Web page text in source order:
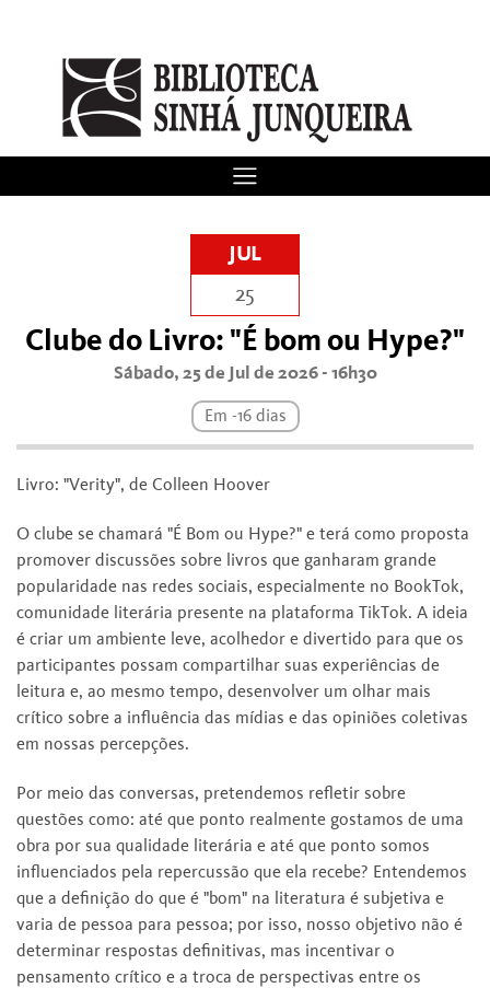
JUL
25
Clube do Livro: "É bom ou Hype?"
Sábado, 25 de Jul de 2026 - 16h30
Em -16 dias
Livro: "Verity", de Colleen Hoover
O clube se chamará "É Bom ou Hype?" e terá como proposta
promover discussões sobre livros que ganharam grande
popularidade nas redes sociais, especialmente no BookTok,
comunidade literária presente na plataforma TikTok. A ideia
é criar um ambiente leve, acolhedor e divertido para que os
participantes possam compartilhar suas experiências de
leitura e, ao mesmo tempo, desenvolver um olhar mais
crítico sobre a influência das mídias e das opiniões coletivas
em nossas percepções.
Por meio das conversas, pretendemos refletir sobre
questões como: até que ponto realmente gostamos de uma
obra por sua qualidade literária e até que ponto somos
influenciados pela repercussão que ela recebe? Entendemos
que a definição do que é "bom" na literatura é subjetiva e
varia de pessoa para pessoa; por isso, nosso objetivo não é
determinar respostas definitivas, mas incentivar o
pensamento crítico e a troca de perspectivas entre os